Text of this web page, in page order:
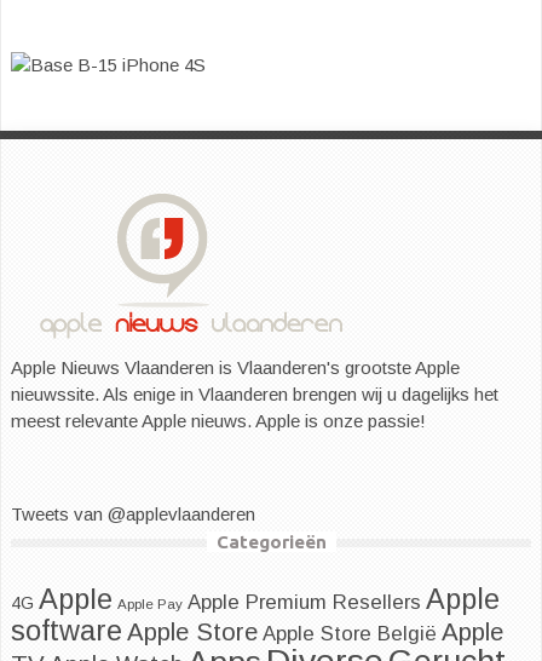
Apple Nieuws Vlaanderen is Vlaanderen's grootste Apple
nieuwssite. Als enige in Vlaanderen brengen wij u dagelijks het
meest relevante Apple nieuws. Apple is onze passie!
Tweets van @applevlaanderen
Categorieën
4G Apple Apple Pay Apple Premium Resellers Apple
software Apple Store Apple Store België Apple